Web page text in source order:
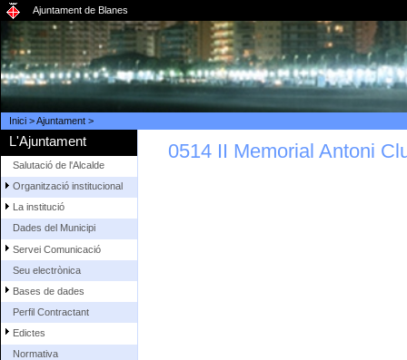
Ajuntament de Blanes
Inici>Ajuntament>
L'Ajuntament
Salutació de l'Alcalde
Organització institucional
La institució
Dades del Municipi
Servei Comunicació
Seu electrònica
Bases de dades
Perfil Contractant
Edictes
Normativa
0514 II Memorial Antoni